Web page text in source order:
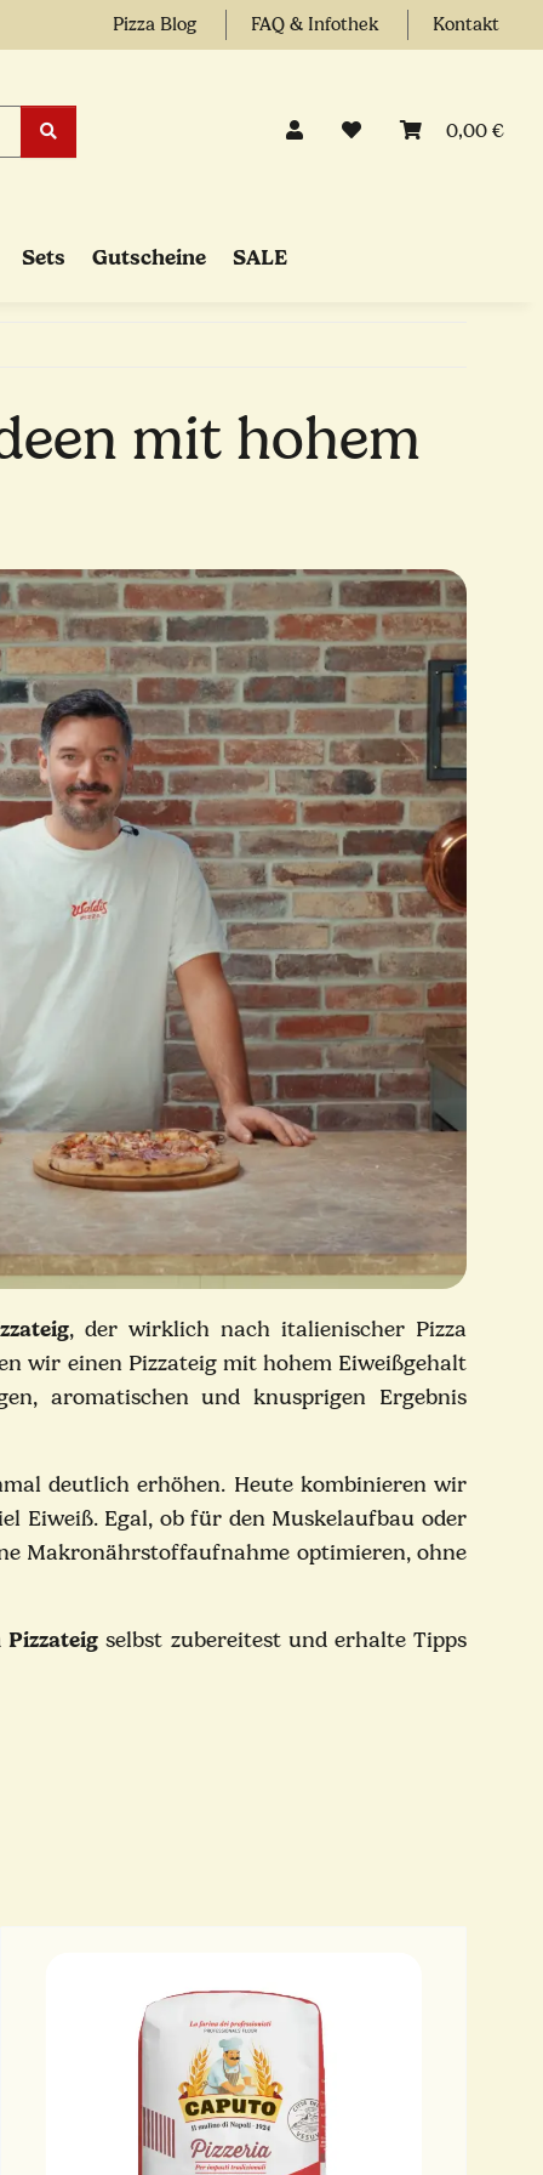
Pizza Blog FAQ & Infothek Kontakt
0,00 €
Sets Gutscheine SALE
mit hohem
, der wirklich nach italienischer Pizza
wir einen Pizzateig mit hohem Eiweißgehalt
aromatischen und knusprigen Ergebnis
deutlich erhöhen. Heute kombinieren wir
Eiweiß. Egal, ob für den Muskelaufbau oder
Makronährstoffaufnahme optimieren, ohne
selbst zubereitest und erhalte Tipps